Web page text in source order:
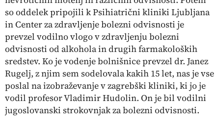
so oddelek pripojili k Psihiatrični kliniki Ljubljana
in Center za zdravljenje bolezni odvisnosti je
prevzel vodilno vlogo v zdravljenju bolezni
odvisnosti od alkohola in drugih farmakoloških
sredstev. Ko je vodenje bolnišnice prevzel dr. Janez
Rugelj, z njim sem sodelovala kakih 15 let, nas je vse
poslal na izobraževanje v zagrebški kliniki, ki jo je
vodil profesor Vladimir Hudolin. On je bil vodilni
jugoslovanski strokovnjak za bolezni odvisnosti.